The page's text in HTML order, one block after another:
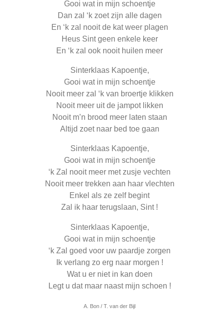
Gooi wat in mijn schoentje
Dan zal ‘k zoet zijn alle dagen
En ‘k zal nooit de kat weer plagen
Heus Sint geen enkele keer
En ‘k zal ook nooit huilen meer
Sinterklaas Kapoentje,
Gooi wat in mijn schoentje
Nooit meer zal ‘k van broertje klikken
Nooit meer uit de jampot likken
Nooit m’n brood meer laten staan
Altijd zoet naar bed toe gaan
Sinterklaas Kapoentje,
Gooi wat in mijn schoentje
‘k Zal nooit meer met zusje vechten
Nooit meer trekken aan haar vlechten
Enkel als ze zelf begint
Zal ik haar terugslaan, Sint !
Sinterklaas Kapoentje,
Gooi wat in mijn schoentje
‘k Zal goed voor uw paardje zorgen
Ik verlang zo erg naar morgen !
Wat u er niet in kan doen
Legt u dat maar naast mijn schoen !
A. Bon / T. van der Bijl